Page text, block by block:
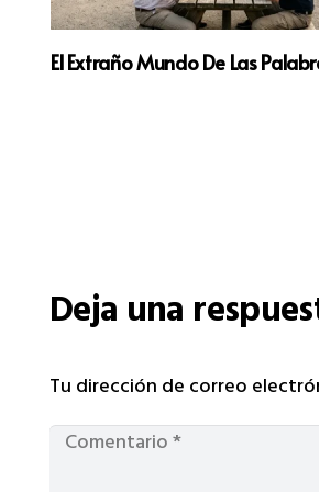
El Extraño Mundo De Las
Deja una
Tu dirección de correo